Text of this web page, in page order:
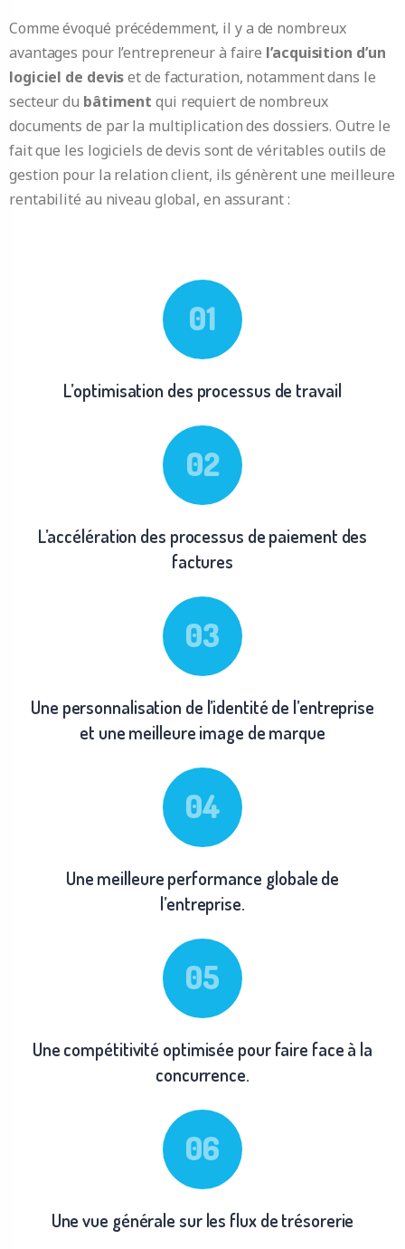
Comme évoqué précédemment, il y a de nombreux
avantages pour l’entrepreneur à faire l’acquisition d’un
logiciel de deviset de facturation, notamment dans le
secteur du bâtimentqui requiert de nombreux
documents de par la multiplication des dossiers. Outre le
fait que les logiciels de devis sont de véritables outils de
gestion pour la relation client, ils génèrent une meilleure
rentabilité au niveau global, en assurant :
L’optimisation des processus de travail
L’accélération des processus de paiement des
factures
Une personnalisation de l’identité de l’entreprise
et une meilleure image de marque
Une meilleure performance globale de
l’entreprise.
Une compétitivité optimisée pour faire face à la
concurrence.
Une vue générale sur les flux de trésorerie